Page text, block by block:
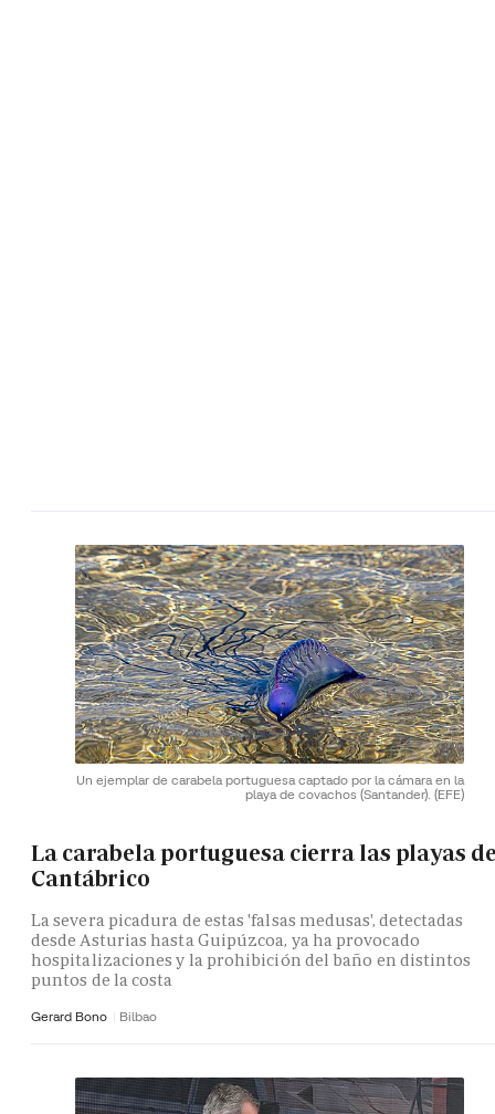
Un ejemplar de carabela portuguesa captado por la cámara en la
playa de covachos (Santander). (EFE)
La carabela portuguesa cierra las playas
Cantábrico
La severa picadura de estas 'falsas medusas', detectadas
desde Asturias hasta Guipúzcoa, ya ha provocado
hospitalizaciones y la prohibición del baño en distintos
puntos de la costa
Gerard Bono Bilbao